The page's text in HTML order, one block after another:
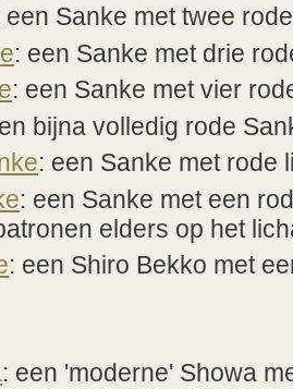
een Sanke met twee
: een Sanke met drie
: een Sanke met vier
bijna volledig rode
: een Sanke met rode
: een Sanke met een
elders op het
: een Shiro Bekko met
: een 'moderne' Showa